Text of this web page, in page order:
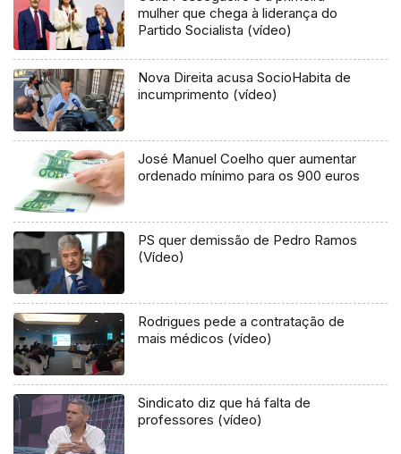
mulher que chega à liderança do
Partido Socialista (vídeo)
Nova Direita acusa SocioHabita de
incumprimento (vídeo)
José Manuel Coelho quer aumentar
ordenado mínimo para os 900 euros
PS quer demissão de Pedro Ramos
(Vídeo)
Rodrigues pede a contratação de
mais médicos (vídeo)
Sindicato diz que há falta de
professores (vídeo)